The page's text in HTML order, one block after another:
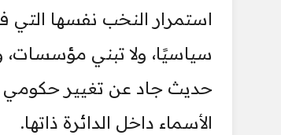
استمرار النخب نفسها التي
سياسيًا، ولا تبني مؤسسات،
حديث جاد عن تغيير حكومي
الأسماء داخل الدائرة ذاتها.